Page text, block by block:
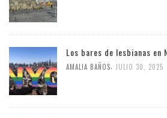
Los bares de lesbianas en
AMALIA BAÑOS, JULIO 30, 2025